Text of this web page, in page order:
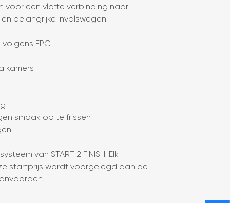
voor een vlotte verbinding naar
belangrijke invalswegen.
EPC
kamers
smaak op te frissen
van START 2 FINISH. Elk
startprijs wordt voorgelegd aan de